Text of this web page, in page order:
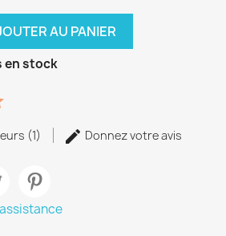
AU PANIER
en stock
(1) Donnez votre avis